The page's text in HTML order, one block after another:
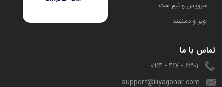
سرویس و نیم ست
آویز و دستبند
تماس با ما
6301 - 417 - 0914
support@iliyagohar.com